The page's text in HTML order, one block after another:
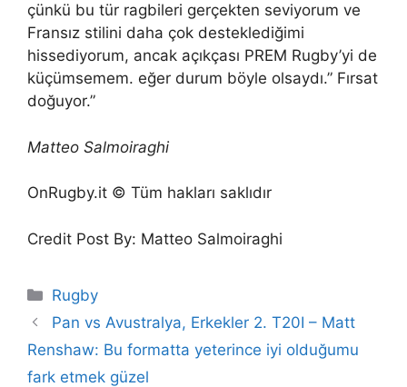
çünkü bu tür ragbileri gerçekten seviyorum ve
Fransız stilini daha çok desteklediğimi
hissediyorum, ancak açıkçası PREM Rugby’yi de
küçümsemem. eğer durum böyle olsaydı.” Fırsat
doğuyor.”
Matteo Salmoiraghi
OnRugby.it © Tüm hakları saklıdır
Credit Post By: Matteo Salmoiraghi
Categories
Rugby
Pan vs Avustralya, Erkekler 2. T20I – Matt
Renshaw: Bu formatta yeterince iyi olduğumu
fark etmek güzel